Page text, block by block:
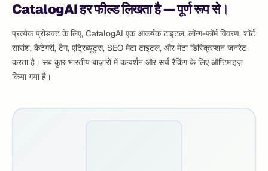
CatalogAI हर फील्ड लिखता है — पूर्ण रूप से।
प्रत्येक प्रोडक्ट के लिए, CatalogAI एक आकर्षक टाइटल, लॉन्ग-फॉर्म विवरण, शॉर्ट
सारांश, कैटेगरी, टैग, एट्रिब्यूट्स, SEO मेटा टाइटल, और मेटा डिस्क्रिप्शन जनरेट
करता है। सब कुछ भारतीय बाज़ारों में कन्वर्शन और सर्च रैंकिंग के लिए ऑप्टिमाइज़
किया गया है।